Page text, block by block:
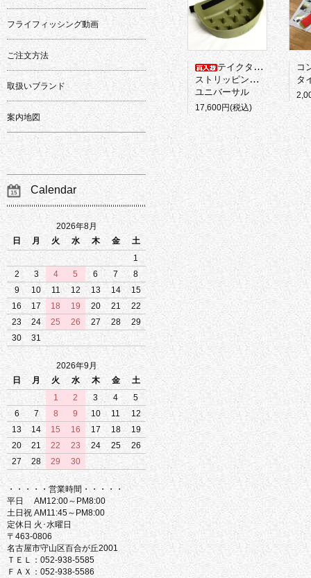
テイクタックル
ストリッピングバスケット
ユニバーサル
17,600円(税込)
コ
タ
フライフィッシング動画
ご注文方法
取扱いブランド
案内地図
Calendar
2026年8月
日
月 火 水 木 金
土
1
2
3 4 5 6 7
8
9
10 11 12 13 14
15
16
17 18 19 20 21
22
23
24 25 26 27 28
29
30
31
2026年9月
日
月 火 水 木 金
土
1
2 3 4
5
6
7 8 9 10 11
12
13
14 15 16 17 18
19
20
21 22 23 24 25
26
27
28 29 30
・・・・・営業時間・・・・・
平日 AM12:00～PM8:00
土日祝 AM11:45～PM8:00
定休日 火･水曜日
〒463-0806
名古屋市守山区百合が丘2001
ＴＥＬ：052-938-5585
ＦＡＸ：052-938-5586